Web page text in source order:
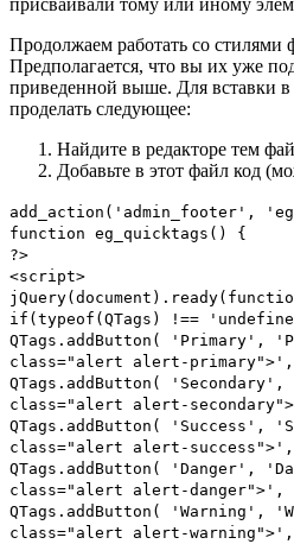
присваивали тому или иному
Продолжаем работать со стилями
Предполагается, что вы их уже
приведенной выше. Для вставки
проделать следующее:
Найдите в редакторе тем
Добавьте в этот файл код
add_action('admin_footer',
function eg_quicktags() {
?>
<script>
if(typeof(QTags) !==
QTags.addButton( 'Primary',
class="alert alert-
QTags.addButton(
class="alert alert-
QTags.addButton( 'Success',
class="alert alert-
QTags.addButton( 'Danger',
class="alert alert-
QTags.addButton( 'Warning',
class="alert alert-